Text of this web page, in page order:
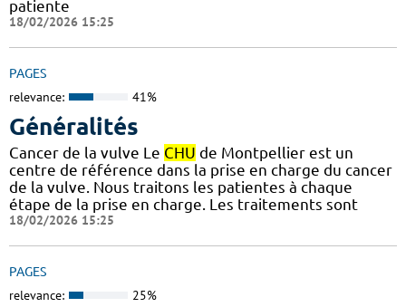
patiente
18/02/2026 15:25
PAGES
relevance: 41%
Généralités
Cancer de la vulve Le CHU de Montpellier est un
centre de référence dans la prise en charge du cancer
de la vulve. Nous traitons les patientes à chaque
étape de la prise en charge. Les traitements sont
18/02/2026 15:25
PAGES
relevance: 25%